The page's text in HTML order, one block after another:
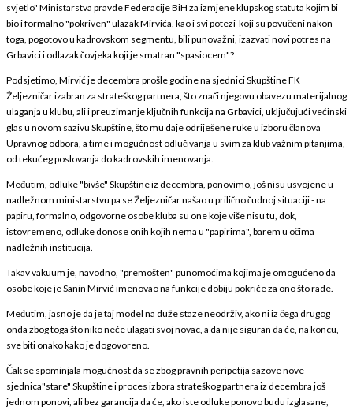
svjetlo" Ministarstva pravde Federacije BiH za izmjene klupskog statuta kojim bi
bio i formalno "pokriven" ulazak Mirvića, kao i svi potezi koji su povučeni nakon
toga, pogotovo u kadrovskom segmentu, bili punovažni, izazvati novi potres na
Grbavici i odlazak čovjeka koji je smatran "spasiocem"?
Podsjetimo, Mirvić je decembra prošle godine na sjednici Skupštine FK
Željezničar izabran za strateškog partnera, što znači njegovu obavezu materijalnog
ulaganja u klubu, ali i preuzimanje ključnih funkcija na Grbavici, uključujući većinski
glas u novom sazivu Skupštine, što mu daje odriješene ruke u izboru članova
Upravnog odbora, a time i mogućnost odlučivanja u svim za klub važnim pitanjima,
od tekućeg poslovanja do kadrovskih imenovanja.
Međutim, odluke "bivše" Skupštine iz decembra, ponovimo, još nisu usvojene u
nadležnom ministarstvu pa se Željezničar našao u prilično čudnoj situaciji - na
papiru, formalno, odgovorne osobe kluba su one koje više nisu tu, dok,
istovremeno, odluke donose onih kojih nema u "papirima", barem u očima
nadležnih institucija.
Takav vakuum je, navodno, "premošten" punomoćima kojima je omogućeno da
osobe koje je Sanin Mirvić imenovao na funkcije dobiju pokriće za ono što rade.
Međutim, jasno je da je taj model na duže staze neodrživ, ako ni iz čega drugog
onda zbog toga što niko neće ulagati svoj novac, a da nije siguran da će, na koncu,
sve biti onako kako je dogovoreno.
Čak se spominjala mogućnost da se zbog pravnih peripetija sazove nove
sjednica"stare" Skupštine i proces izbora strateškog partnera iz decembra još
jednom ponovi, ali bez garancija da će, ako iste odluke ponovo budu izglasane,